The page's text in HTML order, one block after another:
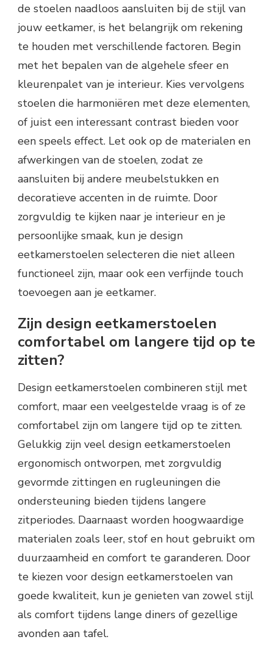
de stoelen naadloos aansluiten bij de stijl van
jouw eetkamer, is het belangrijk om rekening
te houden met verschillende factoren. Begin
met het bepalen van de algehele sfeer en
kleurenpalet van je interieur. Kies vervolgens
stoelen die harmoniëren met deze elementen,
of juist een interessant contrast bieden voor
een speels effect. Let ook op de materialen en
afwerkingen van de stoelen, zodat ze
aansluiten bij andere meubelstukken en
decoratieve accenten in de ruimte. Door
zorgvuldig te kijken naar je interieur en je
persoonlijke smaak, kun je design
eetkamerstoelen selecteren die niet alleen
functioneel zijn, maar ook een verfijnde touch
toevoegen aan je eetkamer.
Zijn design eetkamerstoelen
comfortabel om langere tijd op te
zitten?
Design eetkamerstoelen combineren stijl met
comfort, maar een veelgestelde vraag is of ze
comfortabel zijn om langere tijd op te zitten.
Gelukkig zijn veel design eetkamerstoelen
ergonomisch ontworpen, met zorgvuldig
gevormde zittingen en rugleuningen die
ondersteuning bieden tijdens langere
zitperiodes. Daarnaast worden hoogwaardige
materialen zoals leer, stof en hout gebruikt om
duurzaamheid en comfort te garanderen. Door
te kiezen voor design eetkamerstoelen van
goede kwaliteit, kun je genieten van zowel stijl
als comfort tijdens lange diners of gezellige
avonden aan tafel.